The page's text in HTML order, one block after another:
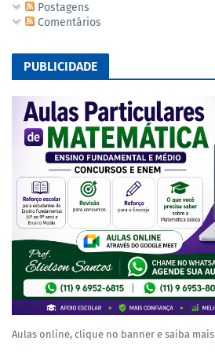
Postagens
Comentários
PUBLICIDADE
Aulas online, clique no banner e saiba mais